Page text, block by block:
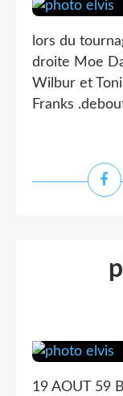
lors du
droite Moe
Wilbur et
Franks
19 AOUT 59